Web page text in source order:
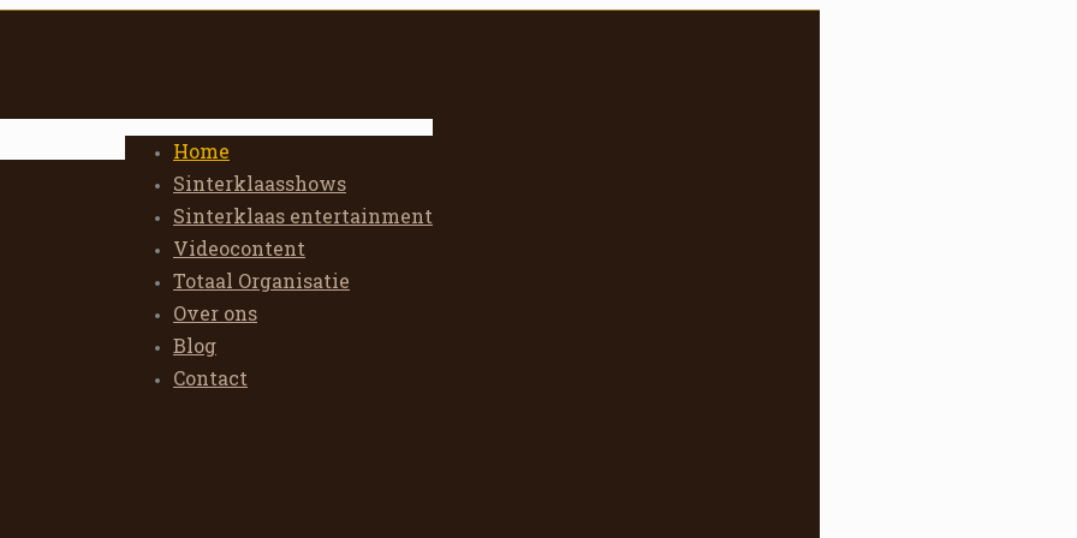
Home
Sinterklaasshows
Sinterklaas entertainment
Videocontent
Totaal Organisatie
Over ons
Blog
Contact